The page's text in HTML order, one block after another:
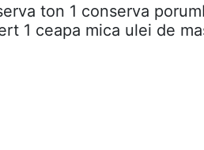
ton 1 conserva
1 ceapa mica ulei de